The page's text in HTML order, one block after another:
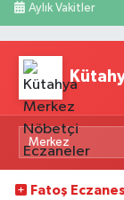
Aylık Vakitler
Fatoş